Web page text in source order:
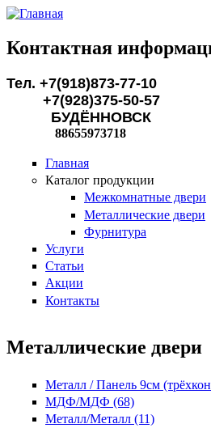
Перейти к основному содержанию
Контактная
Тел. +7(918)873-77-10
+7(928)375-50-57
БУДЁННОВСК
88655973718
Главная
Каталог продукции
Межкомнатные двери
Металлические двери
Фурнитура
Услуги
Статьи
Акции
Контакты
Металлические двери
Металл / Панель 9см
МДФ/МДФ (68)
Металл/Металл (11)